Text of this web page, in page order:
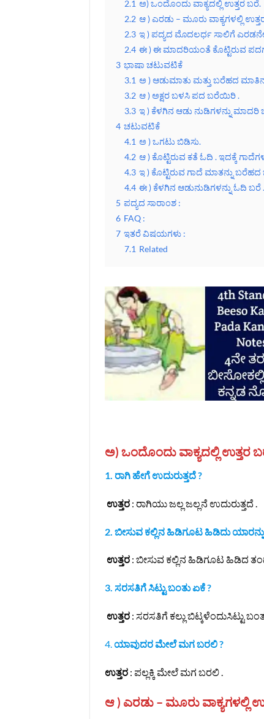
2.1 ಅ) ಒಂದೊಂದು ವಾಕ್ಯದಲ್ಲಿ ಉತ್ತರ ಬರೆ.
2.2 ಆ ) ಎರಡು – ಮೂರು ವಾಕ್ಯಗಳಲ್ಲಿ
2.3 ಇ ) ಪದ್ಯದ ಮೊದಲರ್ಧ ಸಾಲಿಗೆ
2.4 ಈ ) ಈ ಮಾದರಿಯಂತೆ ಕೊಟ್ಟಿರುವ
3 ಭಾಷಾ ಚಟುವಟಿಕೆ
3.1 ಅ ) ಆಡುಮಾತು ಮತ್ತು ಬರೆಹದ
3.2 ಆ ) ಅಕ್ಷರ ಬಳಸಿ ಪದ ಬರೆಯಿರಿ .
3.3 ಇ ) ಕೆಳಗಿನ ಆಡು ನುಡಿಗಳನ್ನು
4 ಚಟುವಟಿಕೆ
4.1 ಅ ) ಒಗಟು ಬಿಡಿಸು.
4.2 ಆ ) ಕೊಟ್ಟಿರುವ ಕತೆ ಓದಿ . ಇದಕ್ಕೆ
4.3 ಇ ) ಕೊಟ್ಟಿರುವ ಗಾದೆ ಮಾತನ್ನು
4.4 ಈ ) ಕೆಳಗಿನ ಆಡುನುಡಿಗಳನ್ನು ಓದಿ ಬರೆ .
5 ಪದ್ಯದ ಸಾರಾಂಶ :
6 FAQ :
7 ಇತರೆ ವಿಷಯಗಳು :
7.1 Related
ಅ) ಒಂದೊಂದು ವಾಕ್ಯದಲ್ಲಿ ಉತ್ತರ
1. ರಾಗಿ ಹೇಗೆ ಉದುರುತ್ತದೆ ?
ಉತ್ತರ : ರಾಗಿಯು ಜಲ್ಲ ಜಲ್ಲನೆ ಉದುರುತ್ತದೆ .
2. ಬೀಸುವ ಕಲ್ಲಿನ ಹಿಡಿಗೂಟ ಹಿಡಿದು
ಉತ್ತರ : ಬೀಸುವ ಕಲ್ಲಿನ ಹಿಡಿಗೂಟ ಹಿಡಿದ
3. ಸರಸತಿಗೆ ಸಿಟ್ಟು ಬಂತು ಏಕೆ ?
ಉತ್ತರ : ಸರಸತಿಗೆ ಕಲ್ಲು ಬಿಟ್ಕಳೆಂದುಸಿಟ್ಟು
4. ಯಾವುದರ ಮೇಲೆ ಮಗ ಬರಲಿ ?
ಉತ್ತರ : ಪಲ್ಲಕ್ಕಿ ಮೇಲೆ ಮಗ ಬರಲಿ .
ಆ ) ಎರಡು – ಮೂರು ವಾಕ್ಯಗಳಲ್ಲಿ